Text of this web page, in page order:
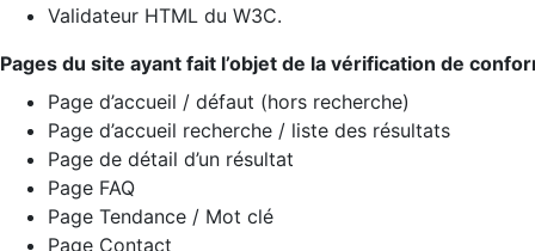
Validateur HTML du W3C.
Pages du site ayant fait l’objet de la vérification de
Page d’accueil / défaut (hors recherche)
Page d’accueil recherche / liste des résultats
Page de détail d’un résultat
Page FAQ
Page Tendance / Mot clé
Page Contact